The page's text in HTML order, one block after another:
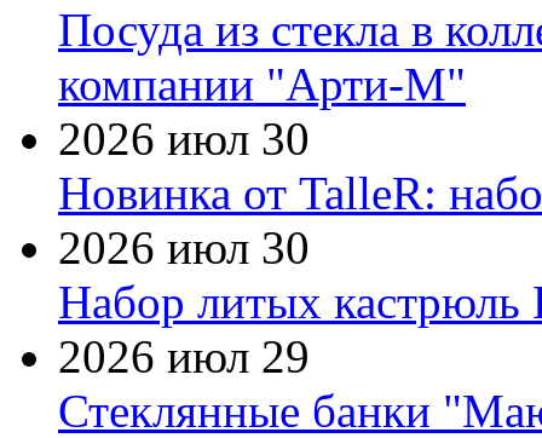
Посуда из стекла в
компании "Арти-М"
2026 июл 30
Новинка от TalleR:
2026 июл 30
Набор литых кастрюль
2026 июл 29
Стеклянные банки